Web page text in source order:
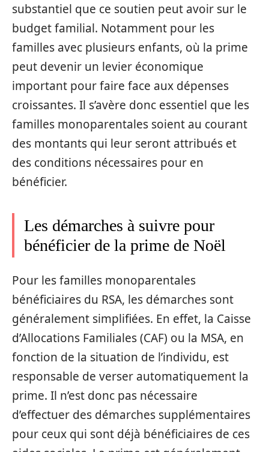
substantiel que ce soutien peut avoir sur le
budget familial. Notamment pour les
familles avec plusieurs enfants, où la prime
peut devenir un levier économique
important pour faire face aux dépenses
croissantes. Il s’avère donc essentiel que les
familles monoparentales soient au courant
des montants qui leur seront attribués et
des conditions nécessaires pour en
bénéficier.
Les démarches à suivre pour
bénéficier de la prime de Noël
Pour les familles monoparentales
bénéficiaires du RSA, les démarches sont
généralement simplifiées. En effet, la Caisse
d’Allocations Familiales (CAF) ou la MSA, en
fonction de la situation de l’individu, est
responsable de verser automatiquement la
prime. Il n’est donc pas nécessaire
d’effectuer des démarches supplémentaires
pour ceux qui sont déjà bénéficiaires de ces